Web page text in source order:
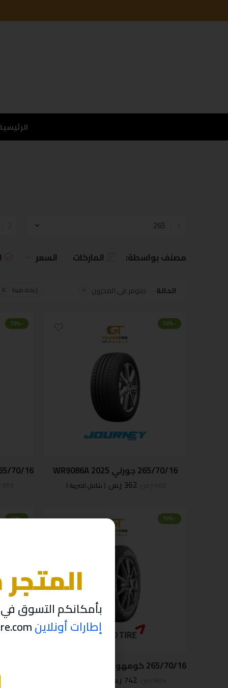
265
مصنف بواسطة: الماركات السعر
الحالة متوفر في المخزون إعادة ضبط
-10%
265/70/16 جورني 2025 WR9086A
362 ر.س ( شامل الضريبة )
-10%
-10%
742 ر.س
-10%
بأمكانكم التسوق في
إطارات أونلاين